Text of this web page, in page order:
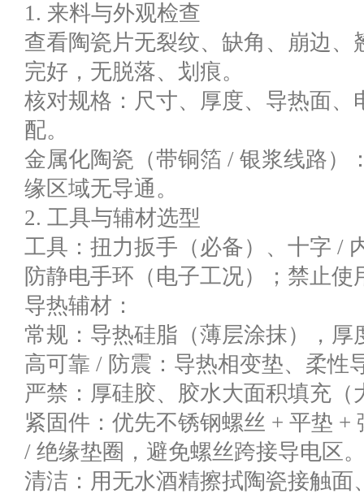
1. 来料与外观检查
查看陶瓷片无裂纹、缺角、崩边
完好，无脱落、划痕。
核对规格：尺寸、厚度、导热面、
配。
金属化陶瓷（带铜箔 / 银浆线路）
缘区域无导通。
2. 工具与辅材选型
工具：扭力扳手（必备）、十字 /
防静电手环（电子工况）；禁止
导热辅材：
常规：导热硅脂（薄层涂抹），厚
高可靠 / 防震：导热相变垫、柔性
严禁：厚硅胶、胶水大面积填充（
紧固件：优先不锈钢螺丝 + 平垫
/ 绝缘垫圈，避免螺丝跨接导电区
清洁：用无水酒精擦拭陶瓷接触